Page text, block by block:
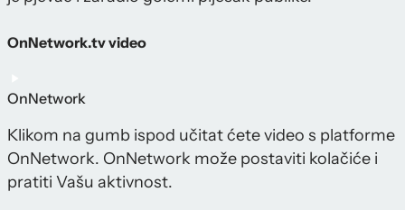
OnNetwork.tv video
OnNetwork
Klikom na gumb ispod učitat ćete video s platforme
OnNetwork. OnNetwork može postaviti kolačiće i
pratiti Vašu aktivnost.